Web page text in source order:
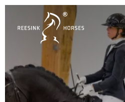
Home
Paarden